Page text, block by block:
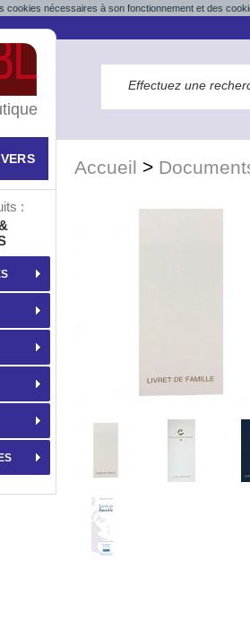
cookies nécessaires à son fonctionnement et des
Accueil >
: